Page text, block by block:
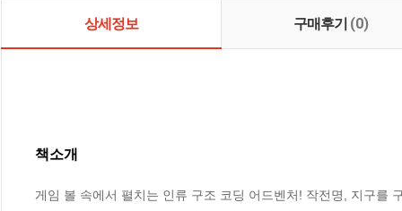
상세정보 구매후기 (0)
책소개
게임 볼 속에서 펼치는 인류 구조 코딩 어드벤처! 작전명, 지구를